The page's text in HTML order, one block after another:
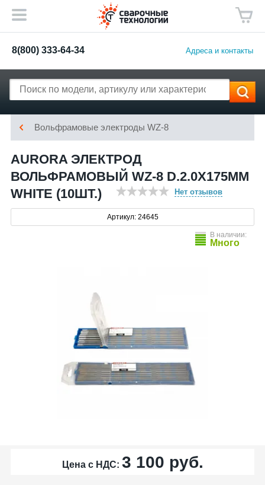
8(800) 333-64-34 Адреса и контакты
Вольфрамовые электроды WZ-8
AURORA ЭЛЕКТРОД
ВОЛЬФРАМОВЫЙ WZ-8 D.2.0X175MM
WHITE (10ШТ.)
Нет отзывов
Артикул: 24645
В наличии:
Много
Цена с НДС: 3 100 руб.